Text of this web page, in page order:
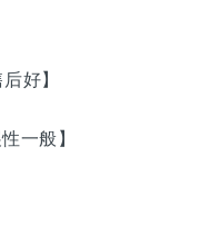
好】
一般】